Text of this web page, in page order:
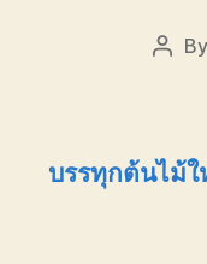
Post
By
บรรทุกต้นไม้